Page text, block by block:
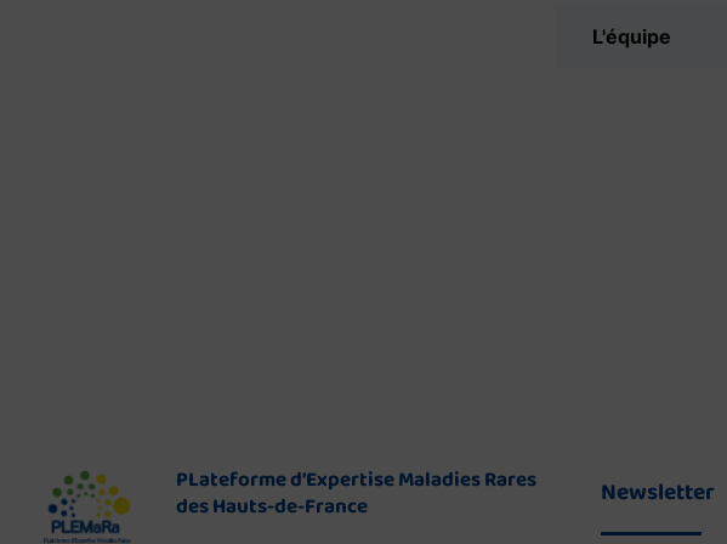
L'équipe
PLateforme d’Expertise Maladies Rares
des Hauts-de-France
Newsletter